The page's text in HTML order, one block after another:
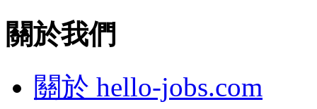
關於我們
關於 hello-jobs.com